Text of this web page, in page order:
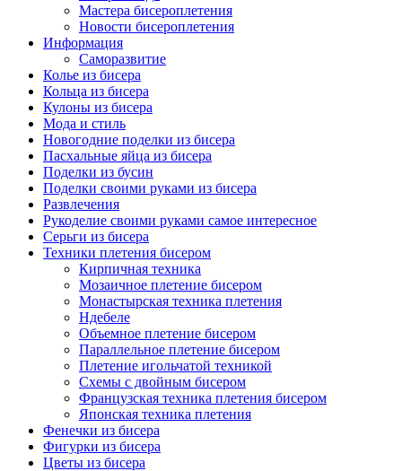
Мастера бисероплетения
Новости бисероплетения
Информация
Саморазвитие
Колье из бисера
Кольца из бисера
Кулоны из бисера
Мода и стиль
Новогодние поделки из бисера
Пасхальные яйца из бисера
Поделки из бусин
Поделки своими руками из бисера
Развлечения
Рукоделие своими руками самое интересное
Серьги из бисера
Техники плетения бисером
Кирпичная техника
Мозаичное плетение бисером
Монастырская техника плетения
Ндебеле
Объемное плетение бисером
Параллельное плетение бисером
Плетение игольчатой техникой
Схемы с двойным бисером
Французская техника плетения бисером
Японская техника плетения
Фенечки из бисера
Фигурки из бисера
Цветы из бисера